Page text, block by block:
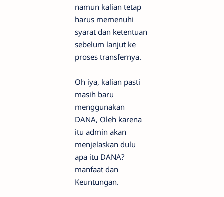
namun kalian tetap
harus memenuhi
syarat dan ketentuan
sebelum lanjut ke
proses transfernya.
Oh iya, kalian pasti
masih baru
menggunakan
DANA, Oleh karena
itu admin akan
menjelaskan dulu
apa itu DANA?
manfaat dan
Keuntungan.